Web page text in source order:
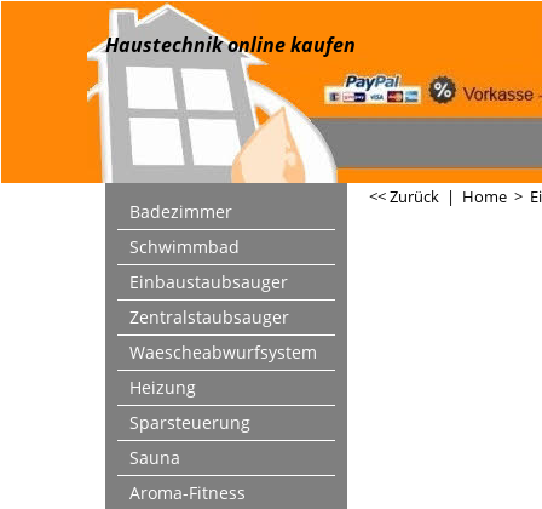
Haustechnik online kaufen
Badezimmer
Schwimmbad
Einbaustaubsauger
Zentralstaubsauger
Waescheabwurfsystem
Heizung
Sparsteuerung
Sauna
Aroma-Fitness
<< Zurück | Home >